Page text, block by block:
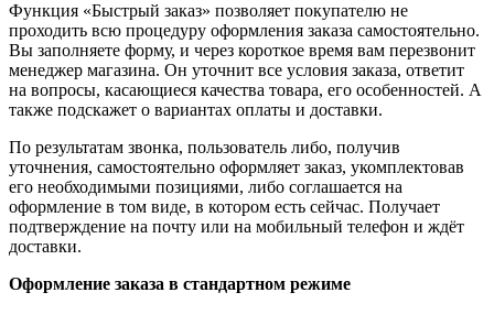
Функция «Быстрый заказ» позволяет покупателю не
проходить всю процедуру оформления заказа самостоятельно.
Вы заполняете форму, и через короткое время вам перезвонит
менеджер магазина. Он уточнит все условия заказа, ответит
на вопросы, касающиеся качества товара, его особенностей. А
также подскажет о вариантах оплаты и доставки.
По результатам звонка, пользователь либо, получив
уточнения, самостоятельно оформляет заказ, укомплектовав
его необходимыми позициями, либо соглашается на
оформление в том виде, в котором есть сейчас. Получает
подтверждение на почту или на мобильный телефон и ждёт
доставки.
Оформление заказа в стандартном режиме